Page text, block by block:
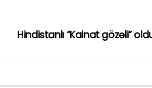
Hindistanlı “Kainat gözəli”